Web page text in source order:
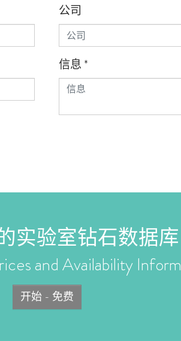
公司
信息 *
实验室钻石数据库
and Availability
开始 - 免费